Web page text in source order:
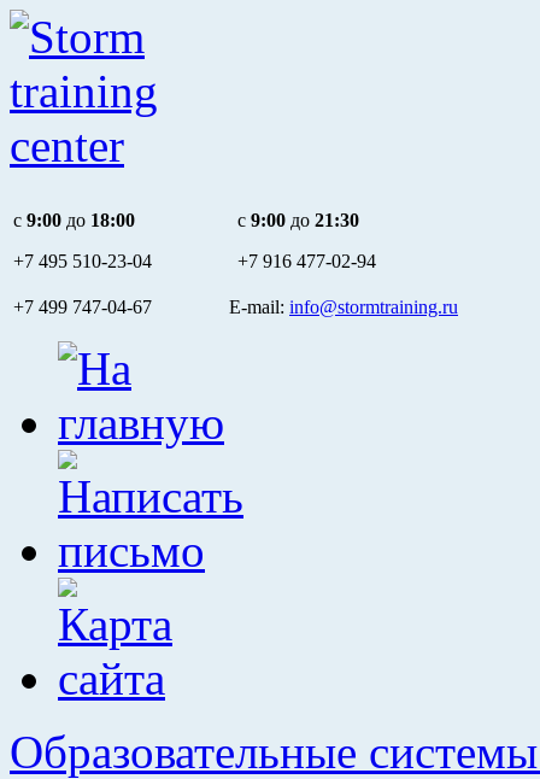
c 9:00 до 18:00
+7 495 510-23-04
c 9:00 до 21:30
+7 916 477-02-94
+7 499 747-04-67 E-mail: info@stormtraining.ru
Образовательные